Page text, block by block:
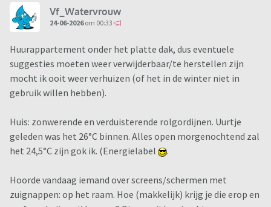
Vf_Watervrouw
24-06-2026om 00:33
Huurappartement onder het platte dak, dus eventuele
suggesties moeten weer verwijderbaar/te herstellen zijn
mocht ik ooit weer verhuizen (of het in de winter niet in
gebruik willen hebben).
Huis: zonwerende en verduisterende rolgordijnen. Uurtje
geleden was het 26°C binnen. Alles open morgenochtend zal
het 24,5°C zijn gok ik. (Energielabel
.
Hoorde vandaag iemand over screens/schermen met
zuignappen: op het raam. Hoe (makkelijk) krijg je die erop en